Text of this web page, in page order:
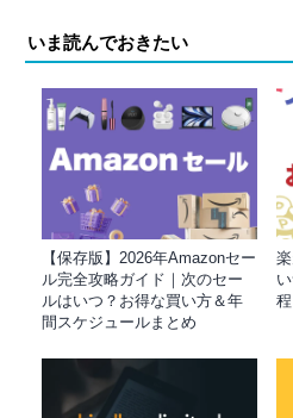
いま読んでおきたい
【保存版】2026年Amazonセー
ル完全攻略ガイド｜次のセー
ルはいつ？お得な買い方＆年
間スケジュールまとめ